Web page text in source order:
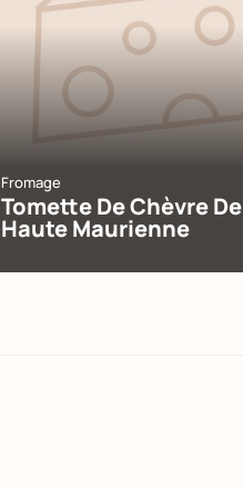
Fromage
Tomette De Chèvre De
Haute Maurienne